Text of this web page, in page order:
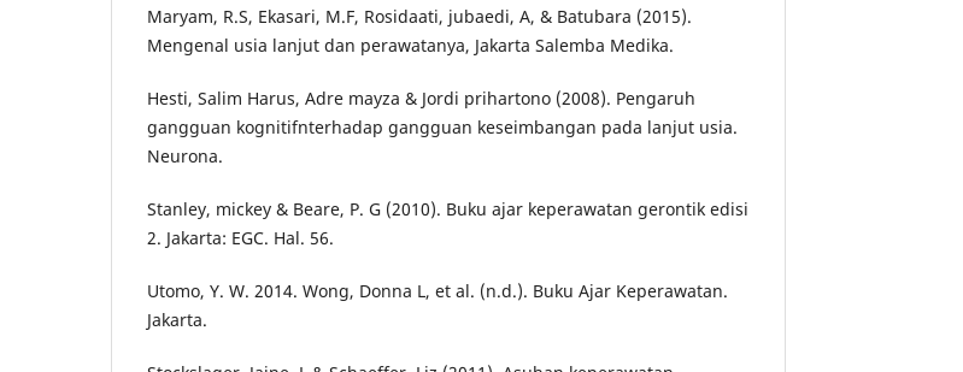
Maryam, R.S, Ekasari, M.F, Rosidaati, jubaedi, A, & Batubara (2015).
Mengenal usia lanjut dan perawatanya, Jakarta Salemba Medika.
Hesti, Salim Harus, Adre mayza & Jordi prihartono (2008). Pengaruh
gangguan kognitifnterhadap gangguan keseimbangan pada lanjut usia.
Neurona.
Stanley, mickey & Beare, P. G (2010). Buku ajar keperawatan gerontik edisi
2. Jakarta: EGC. Hal. 56.
Utomo, Y. W. 2014. Wong, Donna L, et al. (n.d.). Buku Ajar Keperawatan.
Jakarta.